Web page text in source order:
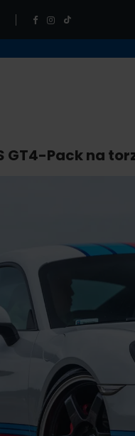
GT4-Pack na